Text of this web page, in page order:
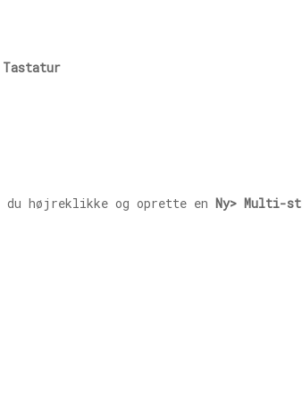
Tastatur
højreklikke og oprette en Ny> Multi-